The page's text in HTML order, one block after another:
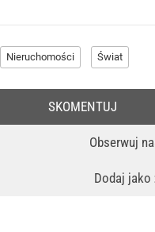
Nieruchomości Świat
Obserwuj
Dodaj jako
SKOMENTUJ